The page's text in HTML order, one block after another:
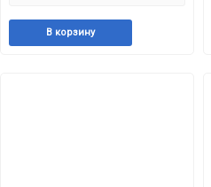
В корзину